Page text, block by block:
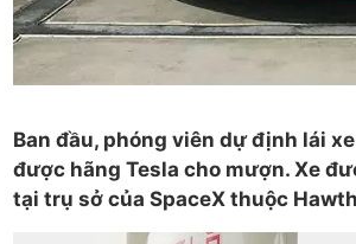
Ban đầu, phóng viên dự định lái
được hãng Tesla cho mượn. Xe
tại trụ sở của SpaceX thuộc